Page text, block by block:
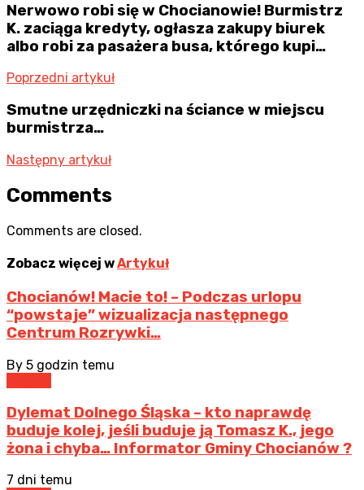
Nerwowo robi się w Chocianowie! Burmistrz
K. zaciąga kredyty, ogłasza zakupy biurek
albo robi za pasażera busa, którego kupi…
Poprzedni artykuł
Smutne urzędniczki na ściance w miejscu
burmistrza…
Następny artykuł
Comments
Comments are closed.
Zobacz więcej wArtykuł
Chocianów! Macie to! – Podczas urlopu
“powstaje” wizualizacja następnego
Centrum Rozrywki…
By 5 godzin temu
Dylemat Dolnego Śląska – kto naprawdę
buduje kolej, jeśli buduje ją Tomasz K., jego
żona i chyba… Informator Gminy Chocianów ?
7 dni temu